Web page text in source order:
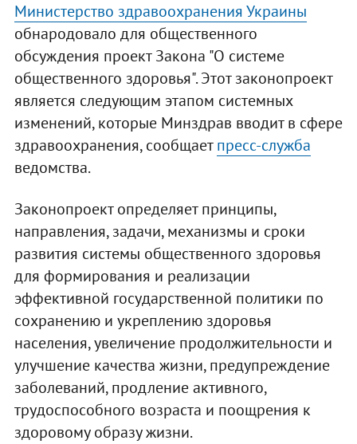
Министерство здравоохранения Украины
обнародовало для общественного
обсуждения проект Закона "О системе
общественного здоровья". Этот законопроект
является следующим этапом системных
изменений, которые Минздрав вводит в сфере
здравоохранения, сообщаетпресс-служба
ведомства.
Законопроект определяет принципы,
направления, задачи, механизмы и сроки
развития системы общественного здоровья
для формирования и реализации
эффективной государственной политики по
сохранению и укреплению здоровья
населения, увеличение продолжительности и
улучшение качества жизни, предупреждение
заболеваний, продление активного,
трудоспособного возраста и поощрения к
здоровому образу жизни.